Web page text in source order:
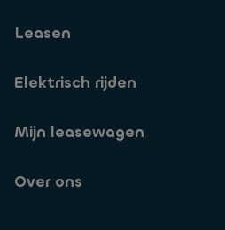
e
v
o
n
a
e
y
e
tr
e
u
b
el
Leasen
Elektrisch rijden
Mijn leasewagen
Over ons